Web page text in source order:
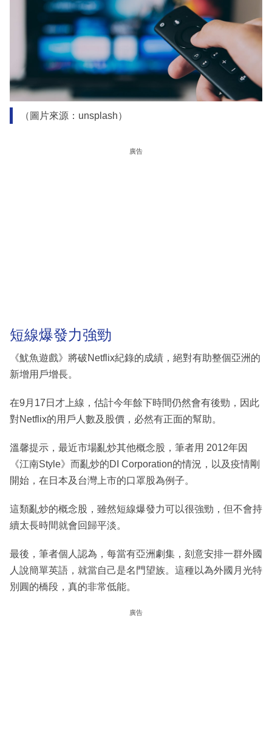
（圖片來源：unsplash）
廣告
短線爆發力強勁
《魷魚遊戲》將破Netflix紀錄的成績，絕對有助整個亞洲的
新增用戶增長。
在9月17日才上線，估計今年餘下時間仍然會有後勁，因此
對Netflix的用戶人數及股價，必然有正面的幫助。
溫馨提示，最近市場亂炒其他概念股，筆者用 2012年因
《江南Style》而亂炒的DI Corporation的情況，以及疫情剛
開始，在日本及台灣上市的口罩股為例子。
這類亂炒的概念股，雖然短線爆發力可以很強勁，但不會持
續太長時間就會回歸平淡。
最後，筆者個人認為，每當有亞洲劇集，刻意安排一群外國
人說簡單英語，就當自己是名門望族。這種以為外國月光特
別圓的橋段，真的非常低能。
廣告